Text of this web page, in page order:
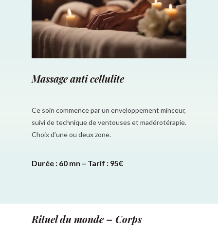
Massage anti cellulite
Ce soin commence par un enveloppement minceur,
suivi de technique de ventouses et madérotérapie.
Choix d’une ou deux zone.
Durée : 60 mn – Tarif : 95€
Rituel du monde – Corps